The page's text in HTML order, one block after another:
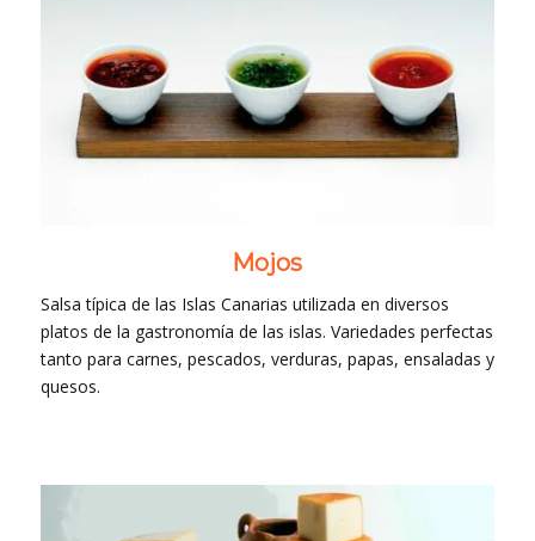
Mojos
Salsa típica de las Islas Canarias utilizada en diversos
platos de la gastronomía de las islas. Variedades perfectas
tanto para carnes, pescados, verduras, papas, ensaladas y
quesos.